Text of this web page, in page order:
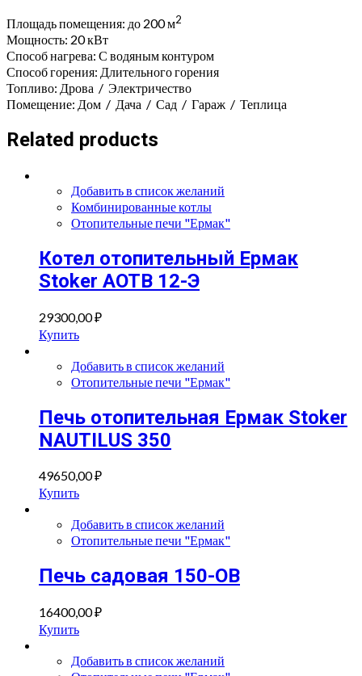
Площадь помещения: до 200 м2
Мощность: 20 кВт
Способ нагрева: С водяным контуром
Способ горения: Длительного горения
Топливо: Дрова / Электричество
Помещение: Дом / Дача / Сад / Гараж / Теплица
Related products
Добавить в список желаний
Комбинированные котлы
Отопительные печи "Ермак"
Котел отопительный Ермак
Stoker АОТВ 12-Э
29300,00₽
Купить
Добавить в список желаний
Отопительные печи "Ермак"
Печь отопительная Ермак Stoker
NAUTILUS 350
49650,00₽
Купить
Добавить в список желаний
Отопительные печи "Ермак"
Печь садовая 150-ОВ
16400,00₽
Купить
Добавить в список желаний